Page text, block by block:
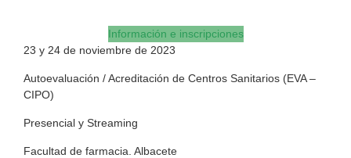
Información e inscripciones
23 y 24 de noviembre de 2023
Autoevaluación / Acreditación de Centros Sanitarios (EVA –
CIPO)
Presencial y Streaming
Facultad de farmacia. Albacete